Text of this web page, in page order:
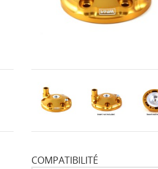
COMPATIBILITÉ